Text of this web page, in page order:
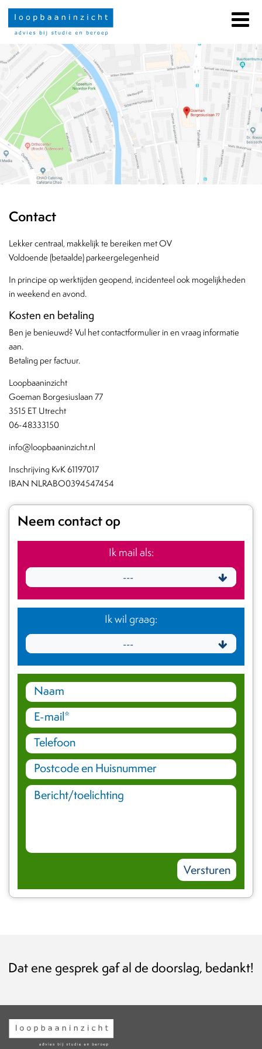
Ga naar inhoud
Contact
Lekker centraal, makkelijk te bereiken met OV
Voldoende (betaalde) parkeergelegenheid
In principe op werktijden geopend, incidenteel ook mogelijkheden
in weekend en avond.
Kosten en betaling
Ben je benieuwd? Vul het contactformulier in en vraag informatie
aan.
Betaling per factuur.
Loopbaaninzicht
Goeman Borgesiuslaan 77
3515 ET Utrecht
06-48333150
info@loopbaaninzicht.nl
Inschrijving KvK 61197017
IBAN NLRABO0394547454
Neem contact op
Ik mail als:
---
Ik wil graag:
---
de doorslag, bedankt!
Niet gedacht